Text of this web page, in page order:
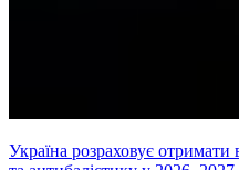
Україна розраховує отримати